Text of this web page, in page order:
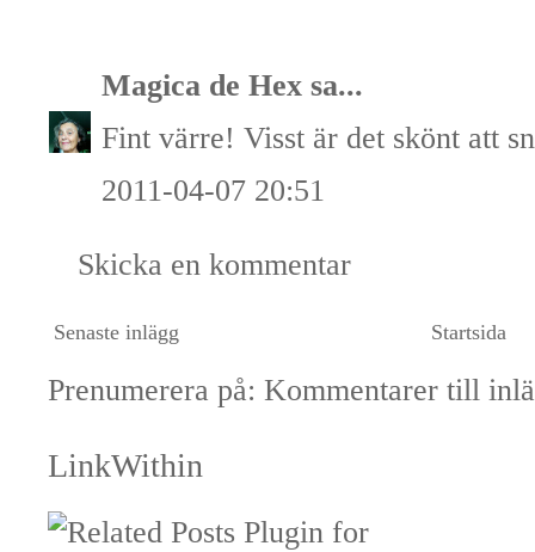
Magica de Hex sa...
Fint värre! Visst är det skönt att
2011-04-07 20:51
Skicka en kommentar
Senaste inlägg Startsida
Prenumerera på: Kommentarer till
LinkWithin